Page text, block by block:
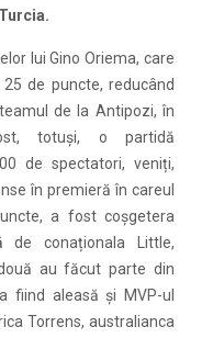
lui Gino Oriema, care
de puncte, reducând
de la Antipozi, în
totuși, o partidă
de spectatori, veniți,
în premieră în careul
a fost coșgetera
de conaționala Little,
au făcut parte din
fiind aleasă și MVP-ul
Torrens, australianca